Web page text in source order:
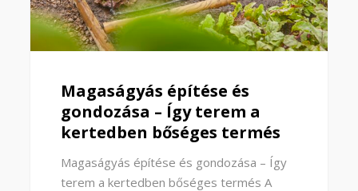
Magaságyás építése és
gondozása – Így terem a
kertedben bőséges termés
Magaságyás építése és gondozása – Így
terem a kertedben bőséges termés A